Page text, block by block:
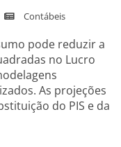
Contábeis
pode reduzir a
no Lucro
As projeções
do PIS e da